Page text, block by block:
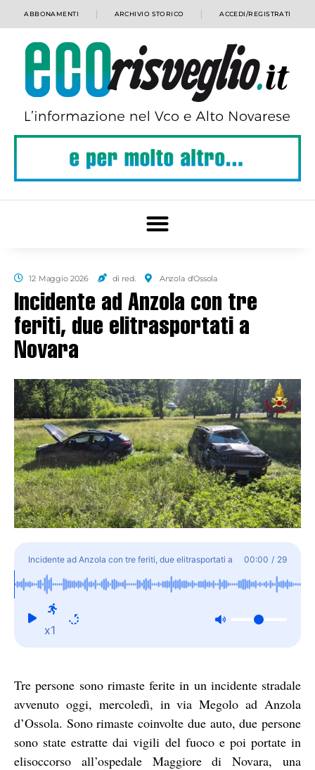
ABBONAMENTI ARCHIVIO STORICO ACCEDI/REGISTRATI
12 Maggio 2026 di red. Anzola d'Ossola
Incidente ad Anzola con tre
feriti, due elitrasportati a
Novara
Incidente ad Anzola con tre feriti, due elitrasportati a
Novara
00:00 / 29
x1
Tre persone sono rimaste ferite in un incidente stradale
avvenuto oggi, mercoledì, in via Megolo ad Anzola
d’Ossola. Sono rimaste coinvolte due auto, due persone
sono state estratte dai vigili del fuoco e poi portate in
elisoccorso all’ospedale Maggiore di Novara, una